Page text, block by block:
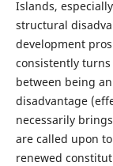
Islands,
structural
development
consistently
between being
disadvantage
necessarily
are called upon
renewed